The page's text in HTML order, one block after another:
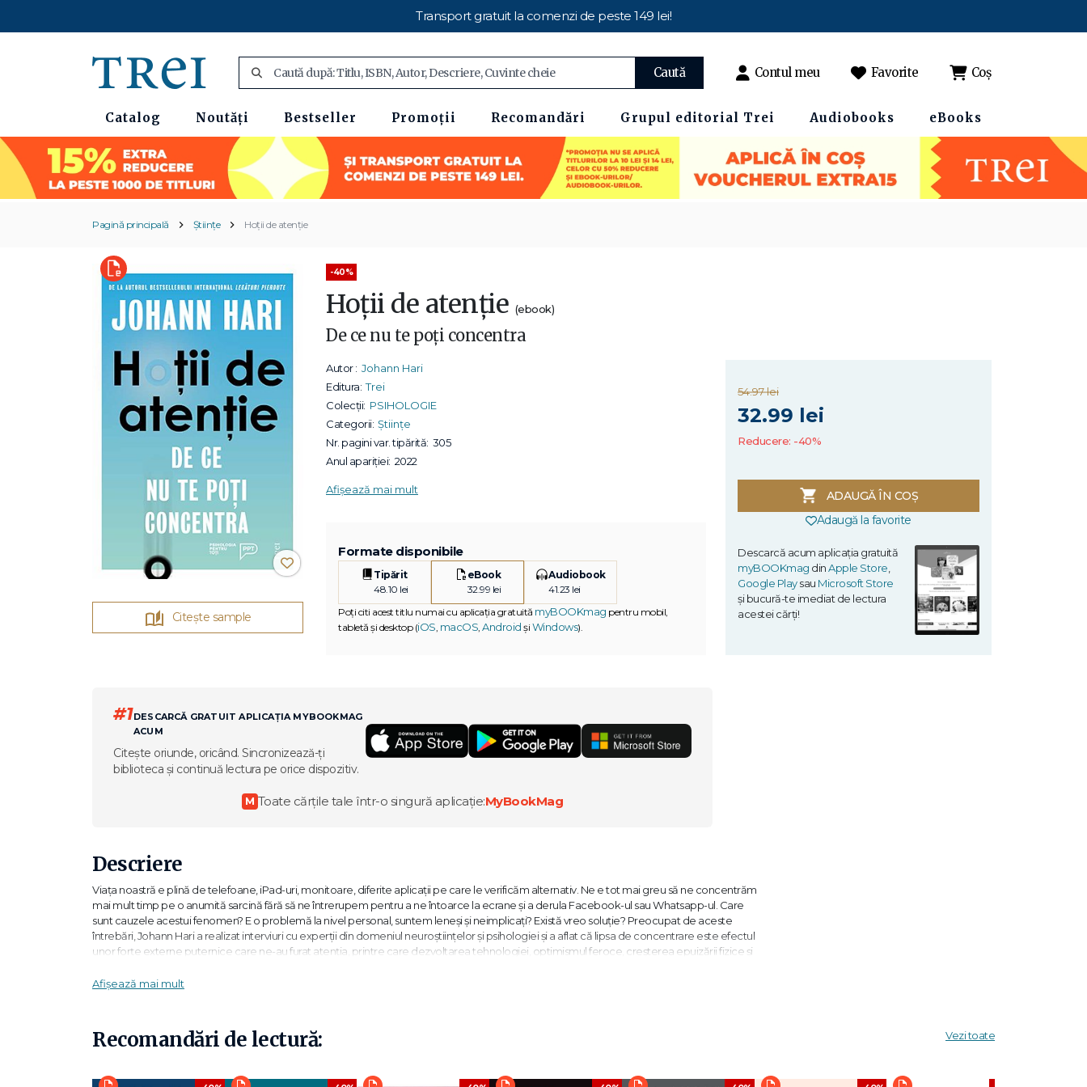
Transport gratuit la comenzi de peste 149 lei!
Caută Contul meu Favorite Coș
Catalog Noutăți Bestseller Promoții Recomandări Grupul editorial Trei Audiobooks eBooks
Pagină principală Științe Hoții de atenție
Citește sample
-40%
Hoții de atenție (ebook)
De ce nu te poți concentra
Autor : Johann Hari
Editura: Trei
Colecții: PSIHOLOGIE
Categorii: Științe
Nr. pagini var. tipărită: 305
Anul apariției: 2022
Afișează mai mult
Formate disponibile
Tipărit
48.10 lei
eBook
32.99 lei
Audiobook
41.23 lei
Poți citi acest titlu numai cu aplicația gratuită myBOOKmag pentru mobil,
tabletă și desktop (iOS macOS Android și Windows).
54.97 lei
32.99 lei
Reducere: -40%
ADAUGĂ ÎN COȘ
Adaugă la favorite
Descarcă acum aplicația gratuită
myBOOKmag dinApple Store
Google Playsau Microsoft Store
și bucură-te imediat de lectura
acestei cărți!
#1DESCARCĂ GRATUIT APLICAȚIA MYBOOKMAG
ACUM
Citește oriunde, oricând. Sincronizează-ți
biblioteca și continuă lectura pe orice dispozitiv.
M Toate cărțile tale într-o singură aplicație:MyBookMag
Descriere
Viața noastră e plină de telefoane, iPad-uri, monitoare, diferite aplicații pe care le verificăm alternativ. Ne e tot mai greu să ne concentrăm
mai mult timp pe o anumită sarcină fără să ne întrerupem pentru a ne întoarce la ecrane și a derula Facebook-ul sau Whatsapp-ul. Care
sunt cauzele acestui fenomen? E o problemă la nivel personal, suntem leneși și neimplicați? Există vreo soluție? Preocupat de aceste
întrebări, Johann Hari a realizat interviuri cu experții din domeniul neuroștiințelor și psihologiei și a aflat că lipsa de concentrare este efectul
unor forțe externe puternice care ne-au furat atenția, printre care dezvoltarea tehnologiei, optimismul feroce, creșterea epuizării fizice și
condus la soluțiile prin care ne putem recupera atenția, dacă suntem determinați să luptăm pentru ea.
Johann Hari a primit în două rânduri titlul de Jurnalist al Anului din partea Amnesty International (Marea Britanie), pentru reportajele privind
războiul din Congo și abuzurile în ceea ce privește drepturile omului din Dubai. Scrie pentru New York Times, Le Monde, The Guardian și
La Editura Trei a apărut și cartea sa despre depresie, Legături pierdute.
Afișează mai mult
Recomandări de lectură: Vezi toate